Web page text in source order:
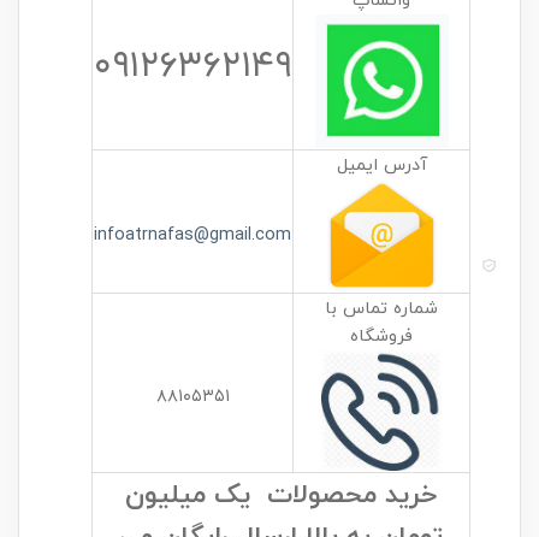
۰۹۱۲۶۳۶۲۱۴۹
آدرس ایمیل
infoatrnafas@gmail.com
شماره تماس با
فروشگاه
۸۸۱۰۵۳۵۱
خرید محصولات یک میلیون